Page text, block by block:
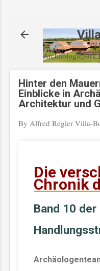
Archäologiepark
Hinter den
Einblicke in
Architektur und
By Alfred Regler Villa-
Die
Chronik
Band 10